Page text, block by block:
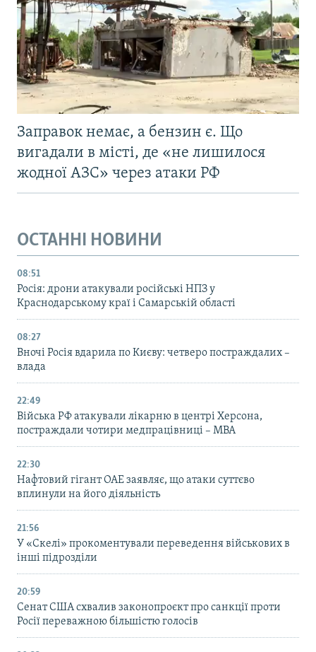
Заправок немає, а бензин є. Що
вигадали в місті, де «не лишилося
жодної АЗС» через атаки РФ
ОСТАННІ НОВИНИ
08:51
Росія: дрони атакували російські НПЗ у
Краснодарському краї і Самарській області
08:27
Вночі Росія вдарила по Києву: четверо постраждалих –
влада
22:49
Війська РФ атакували лікарню в центрі Херсона,
постраждали чотири медпрацівниці – МВА
22:30
Нафтовий гігант ОАЕ заявляє, що атаки суттєво
вплинули на його діяльність
21:56
У «Скелі» прокоментували переведення військових в
інші підрозділи
20:59
Cенат США схвалив законопроєкт про санкції проти
Росії переважною більшістю голосів